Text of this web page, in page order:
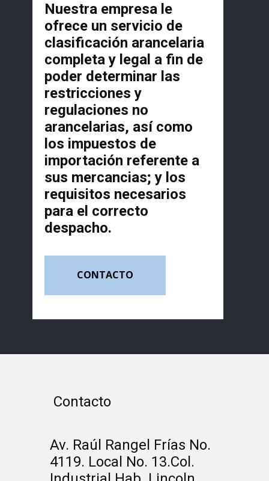
Nuestra empresa le
ofrece un servicio de
clasificación arancelaria
completa y legal a fin de
poder determinar las
restricciones y
regulaciones no
arancelarias, así como
los impuestos de
importación referente a
sus mercancias; y los
requisitos necesarios
para el correcto
despacho.
CONTACTO
Contacto
Av. Raúl Rangel Frías No.
4119. Local No. 13.Col.